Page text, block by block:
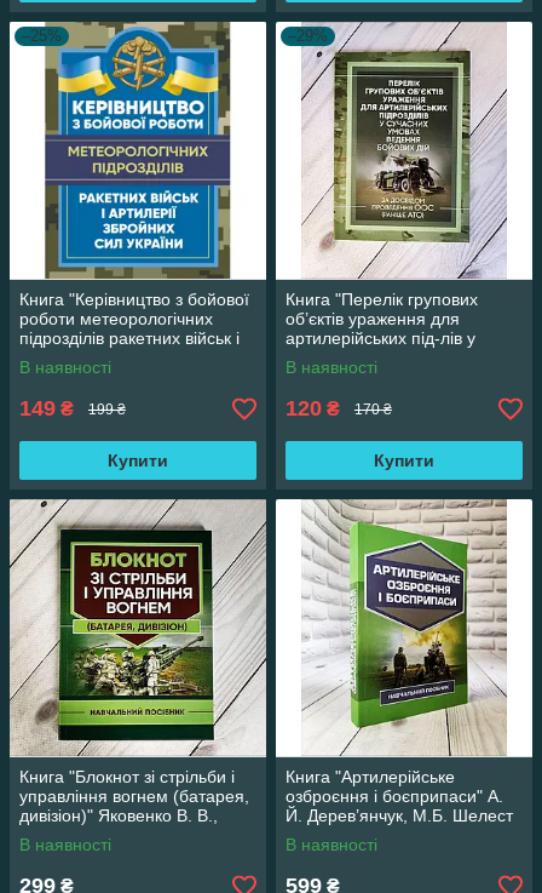
–25%
Книга "Керівництво з бойової
роботи метеорологічних
підрозділів ракетних військ і
артилерії Збройних СУ"
В наявності
149 ₴ 199 ₴
Купити
–29%
Книга "Перелік групових
об’єктів ураження для
артилерійських під-лів у
сучасних умовах ведення
бойових дій"
В наявності
120 ₴ 170 ₴
Купити
Книга "Блокнот зі стрільби і
управління вогнем (батарея,
дивізіон)" Яковенко В. В.,
Вахнін О. В., Подлєсний О.
В наявності
299 ₴
Книга "Артилерійське
озброєння і боєприпаси" А.
Й. Дерев’янчук, М.Б. Шелест
В наявності
599 ₴